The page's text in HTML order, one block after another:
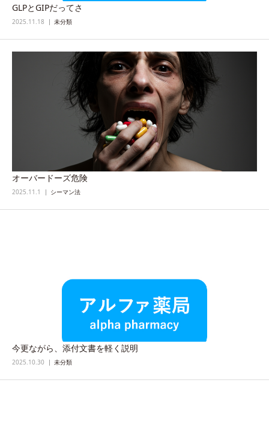
GLPとGIPだってさ
2025.11.18 未分類
オーバードーズ危険
2025.11.1 シーマン法
今更ながら、添付文書を軽く説明
2025.10.30 未分類